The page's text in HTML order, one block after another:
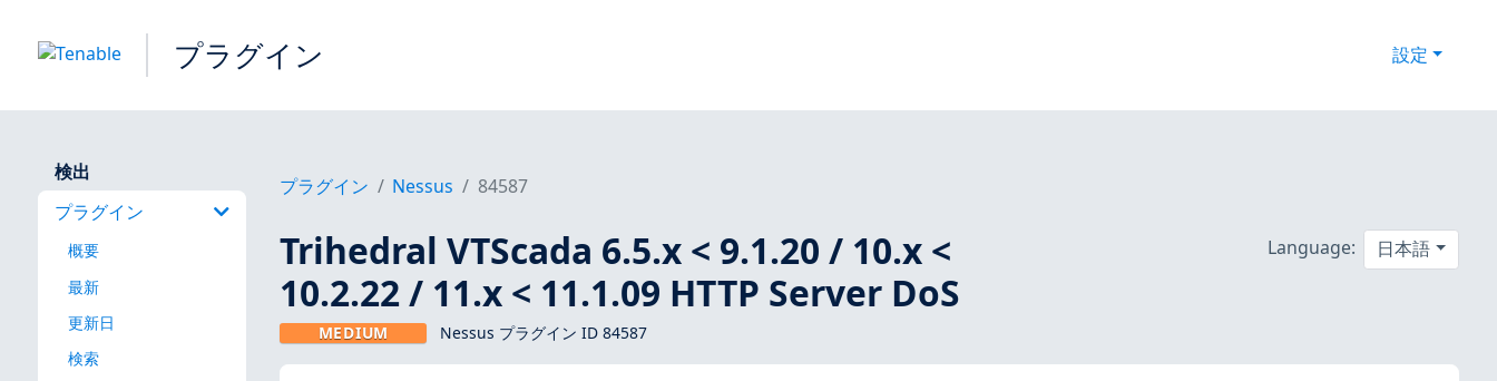
プラグイン 設定
検出
プラグイン
概要
最新
更新日
検索
プラグイン Nessus 84587
Trihedral VTScada 6.5.x < 9.1.20 / 10.x <
10.2.22 / 11.x < 11.1.09 HTTP Server DoS
MEDIUM Nessus プラグイン ID 84587
Language: 日本語